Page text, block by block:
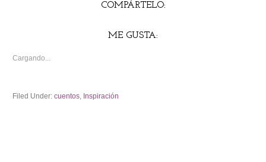
COMPÁRTELO:
ME GUSTA:
Cargando...
Filed Under:cuentos, Inspiración